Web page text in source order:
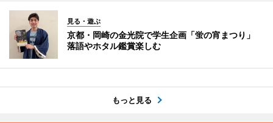
見る・遊ぶ
京都・岡崎の金光院で学生企画「蛍の宵まつり」
落語やホタル鑑賞楽しむ
もっと見る